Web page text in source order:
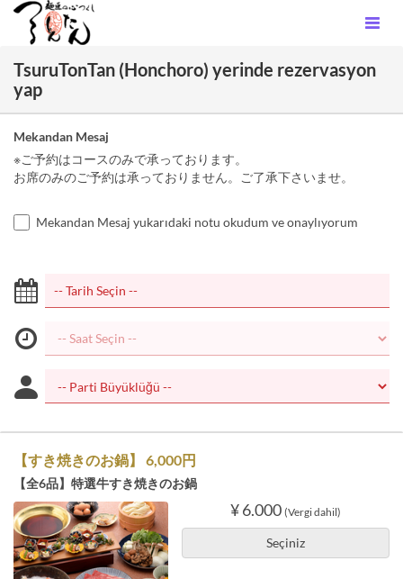
TsuruTonTan (Honchoro) yerinde rezervasyon
yap
Mekandan Mesaj
※ご予約はコースのみで承っております。
お席のみのご予約は承っておりません。ご了承下さいませ。
Mekandan Mesaj yukarıdaki notu okudum ve onaylıyorum
【すき焼きのお鍋】 6,000円
【全6品】特選牛すき焼きのお鍋
¥ 6.000 (Vergi dahil)
Seçiniz